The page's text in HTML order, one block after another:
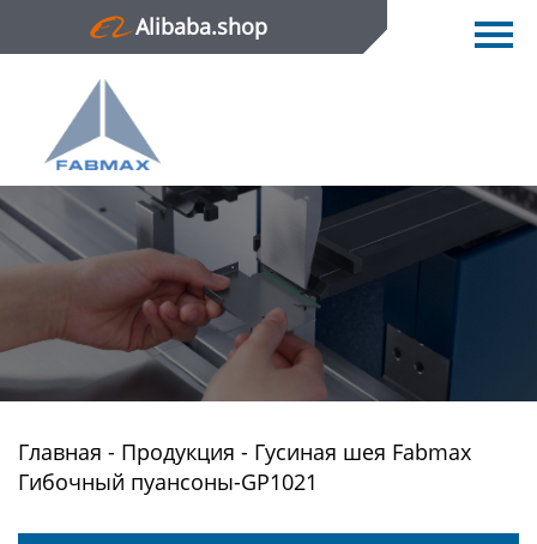
Alibaba.shop
Главная
Продукция
Новости
О нас
Контактная информация
Главная - Продукция - Гусиная шея Fabmax
Гибочный пуансоны-GP1021